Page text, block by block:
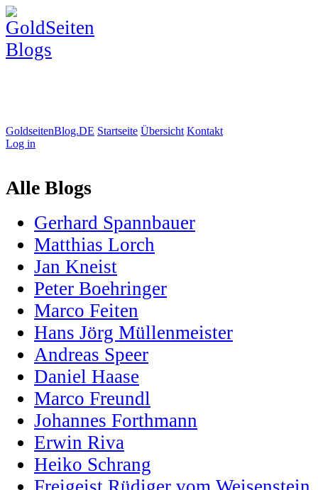
GoldseitenBlog.DE Startseite Übersicht Kontakt
Log in
Alle Blogs
Gerhard Spannbauer
Matthias Lorch
Jan Kneist
Peter Boehringer
Marco Feiten
Hans Jörg Müllenmeister
Andreas Speer
Daniel Haase
Marco Freundl
Johannes Forthmann
Erwin Riva
Heiko Schrang